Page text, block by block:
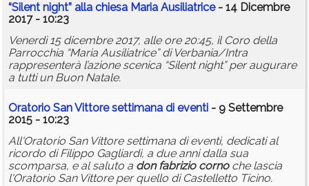
Annunci
“Silent night” alla chiesa Maria Ausiliatrice- 14 Dicembre
2017 - 10:23
Venerdì 15 dicembre 2017, alle ore 20:45, il Coro della
Parrocchia “Maria Ausiliatrice” di Verbania/Intra
rappresenterà l’azione scenica “Silent night” per augurare
a tutti un Buon Natale.
Oratorio San Vittore settimana di eventi - 9 Settembre
2015 - 10:23
All'Oratorio San Vittore settimana di eventi, dedicati al
ricordo di Filippo Gagliardi, a due anni dalla sua
scomparsa, e al saluto a don fabrizio cornoche lascia
l'Oratorio San Vittore per quello di Castelletto Ticino.